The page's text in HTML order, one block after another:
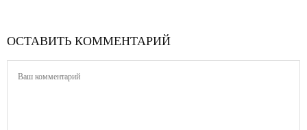
ОСТАВИТЬ КОММЕНТАРИЙ